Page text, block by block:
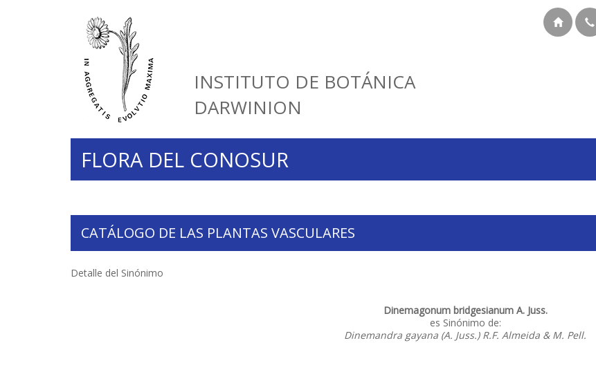
INSTITUTO DE BOTÁNICA
DARWINION
FLORA DEL CONOSUR
CATÁLOGO DE LAS PLANTAS VASCULARES
Detalle del Sinónimo
Dinemagonum bridgesianum A. Juss.
es Sinónimo de:
Dinemandra gayana (A. Juss.) R.F. Almeida & M. Pell.